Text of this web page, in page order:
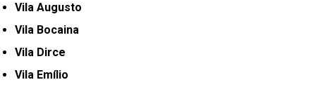
Vila Augusto
Vila Bocaina
Vila Dirce
Vila Emílio